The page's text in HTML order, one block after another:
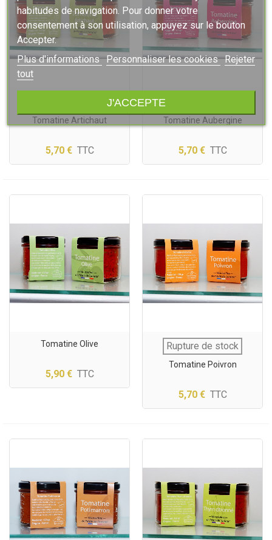
Tomatine Artichaut
5,70 € TTC
Tomatine Aubergine
5,70 € TTC
Tomatine Olive
5,90 € TTC
Rupture de stock
Tomatine Poivron
5,70 € TTC
habitudes de navigation. Pour donner votre
consentement à son utilisation, appuyez sur le bouton
Accepter.
Plus d'informations Personnaliser les cookies Rejeter
tout
J'ACCEPTE